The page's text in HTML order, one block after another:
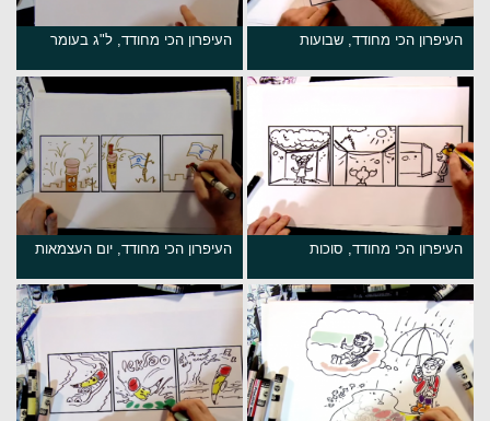
העיפרון הכי מחודד, שבועות העיפרון הכי מחודד, ל"ג בעומר
העיפרון הכי מחודד, סוכות העיפרון הכי מחודד, יום העצמאות